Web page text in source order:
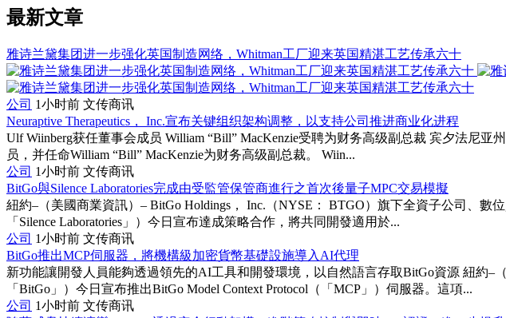
最新文章
雅诗兰黛集团进一步强化英国制造网络，Whitman工厂迎来英国精湛工艺传承六十
公司 1小时前 文传商讯
Neuraptive Therapeutics， Inc.宣布关键组织架构调整，以支持公司推进商业化进程
Ulf Wiinberg获任董事会成员 William “Bill” MacKenzie受聘为财务高级副总裁 宾夕法尼亚
员，并任命William “Bill” MacKenzie为财务高级副总裁。 Wiin...
公司 1小时前 文传商讯
BitGo與Silence Laboratories完成由受監管保管商進行之首次後量子MPC交易模擬
紐約–（美國商業資訊）– BitGo Holdings， Inc.（NYSE： BTGO）旗下全資子公司、數
「Silence Laboratories」）今日宣布達成策略合作，將共同開發適用於...
公司 1小时前 文传商讯
BitGo推出MCP伺服器，將機構級加密貨幣基礎設施導入AI代理
新功能讓開發人員能夠透過領先的AI工具和開發環境，以自然語言存取BitGo資源 紐約–
「BitGo」）今日宣布推出BitGo Model Context Protocol（「MCP」）伺服器。這項...
公司 1小时前 文传商讯